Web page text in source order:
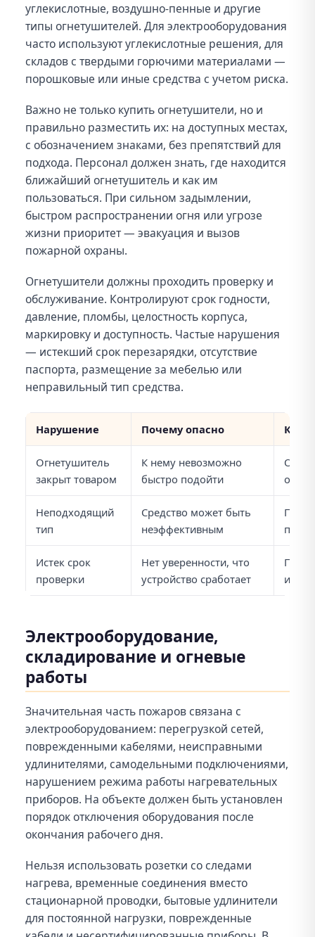
углекислотные, воздушно-пенные и другие
типы огнетушителей. Для электрооборудования
часто используют углекислотные решения, для
складов с твердыми горючими материалами —
порошковые или иные средства с учетом риска.
Важно не только купить огнетушители, но и
правильно разместить их: на доступных местах,
с обозначением знаками, без препятствий для
подхода. Персонал должен знать, где находится
ближайший огнетушитель и как им
пользоваться. При сильном задымлении,
быстром распространении огня или угрозе
жизни приоритет — эвакуация и вызов
пожарной охраны.
Огнетушители должны проходить проверку и
обслуживание. Контролируют срок годности,
давление, пломбы, целостность корпуса,
маркировку и доступность. Частые нарушения
— истекший срок перезарядки, отсутствие
паспорта, размещение за мебелью или
неправильный тип средства.
Нарушение Почему опасно Как
Огнетушитель
закрыт товаром
К нему невозможно
быстро подойти
Неподходящий
тип
Средство может быть
неэффективным
Истек срок
проверки
Нет уверенности, что
устройство сработает
или
Электрооборудование,
складирование и огневые
работы
Значительная часть пожаров связана с
электрооборудованием: перегрузкой сетей,
поврежденными кабелями, неисправными
удлинителями, самодельными подключениями,
нарушением режима работы нагревательных
приборов. На объекте должен быть установлен
порядок отключения оборудования после
окончания рабочего дня.
Нельзя использовать розетки со следами
нагрева, временные соединения вместо
стационарной проводки, бытовые удлинители
для постоянной нагрузки, поврежденные